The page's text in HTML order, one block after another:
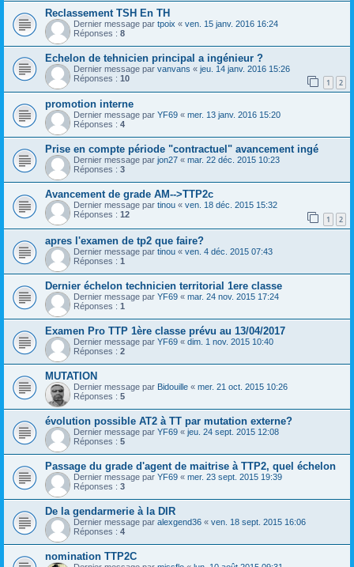
Reclassement TSH En TH
Dernier message par tpoix « ven. 15 janv. 2016 16:24
Réponses : 8
Echelon de tehnicien principal a ingénieur ?
Dernier message par vanvans « jeu. 14 janv. 2016 15:26
Réponses : 10 1 2
promotion interne
Dernier message par YF69 « mer. 13 janv. 2016 15:20
Réponses : 4
Prise en compte période "contractuel" avancement ingé
Dernier message par jon27 « mar. 22 déc. 2015 10:23
Réponses : 3
Avancement de grade AM-->TTP2c
Dernier message par tinou « ven. 18 déc. 2015 15:32
Réponses : 12 1 2
apres l'examen de tp2 que faire?
Dernier message par tinou « ven. 4 déc. 2015 07:43
Réponses : 1
Dernier échelon technicien territorial 1ere classe
Dernier message par YF69 « mar. 24 nov. 2015 17:24
Réponses : 1
Examen Pro TTP 1ère classe prévu au 13/04/2017
Dernier message par YF69 « dim. 1 nov. 2015 10:40
Réponses : 2
MUTATION
Dernier message par Bidouille « mer. 21 oct. 2015 10:26
Réponses : 5
évolution possible AT2 à TT par mutation externe?
Dernier message par YF69 « jeu. 24 sept. 2015 12:08
Réponses : 5
Passage du grade d'agent de maitrise à TTP2, quel échelon
Dernier message par YF69 « mer. 23 sept. 2015 19:39
Réponses : 3
De la gendarmerie à la DIR
Dernier message par alexgend36 « ven. 18 sept. 2015 16:06
Réponses : 4
nomination TTP2C